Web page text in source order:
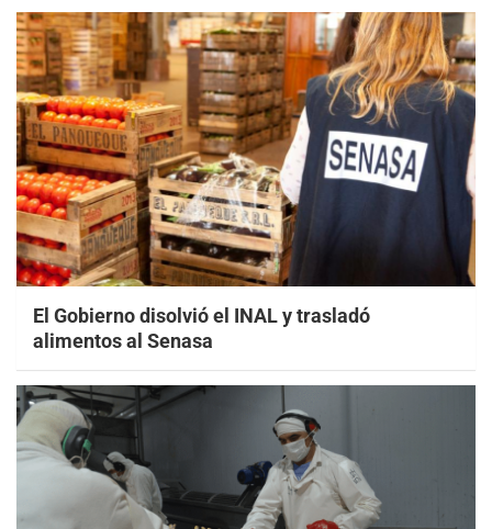
El Gobierno disolvió el INAL y trasladó
alimentos al Senasa